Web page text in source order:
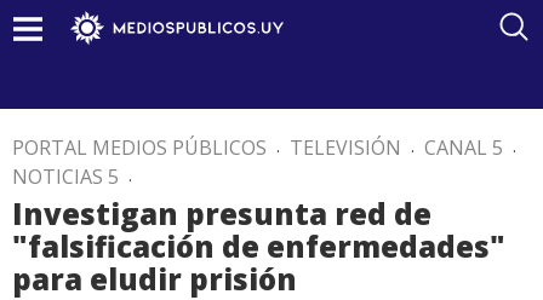
PORTAL MEDIOS PÚBLICOS . TELEVISIÓN . CANAL 5 .
NOTICIAS 5 .
Investigan presunta red de
"falsificación de enfermedades"
para eludir prisión